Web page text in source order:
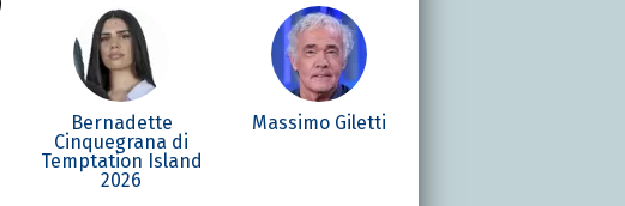
Bernadette
Cinquegrana di
Temptation Island
2026
Massimo Giletti